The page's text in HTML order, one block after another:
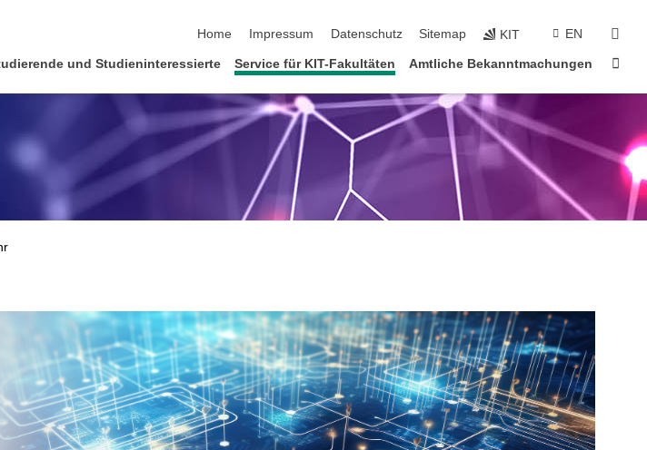
Home
Impressum Datenschutz Sitemap KIT EN
und Studieninteressierte Service für KIT-Fakultäten Amtliche Bekanntmachungen